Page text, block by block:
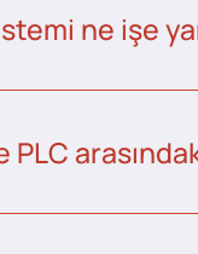
ne işe
PLC